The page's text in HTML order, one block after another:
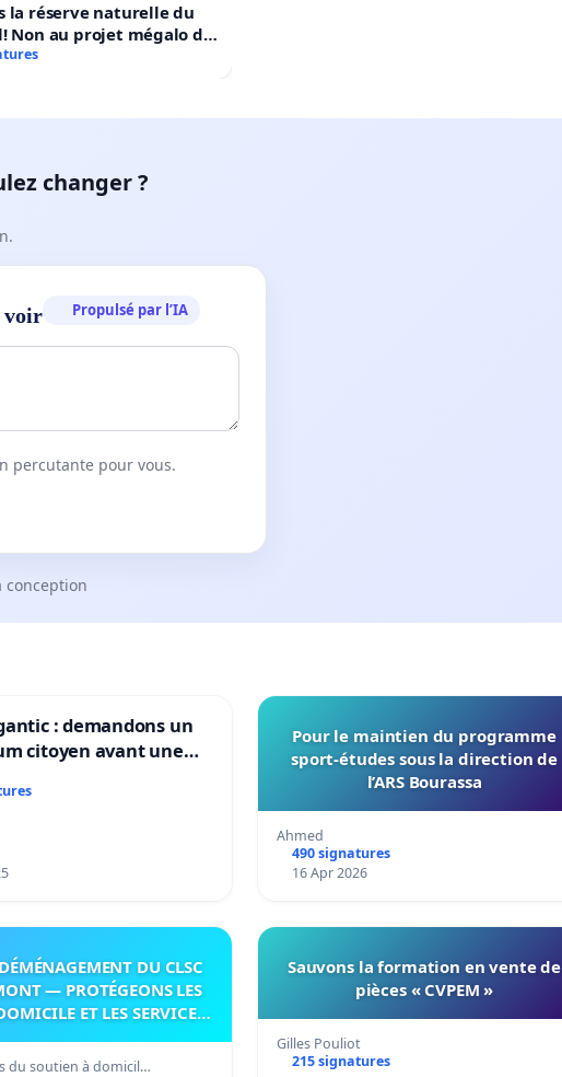
la réserve naturelle du
Non au projet mégalo du
Le Roseau!
changer ?
voir Propulsé par l’IA
percutante pour vous.
conception
: demandons un
citoyen avant une
irréversible de
»
Pour le maintien du programme
sport-études sous la direction de
l’ARS Bourassa
Ahmed
490 signatures
16 Apr 2026
DU CLSC
— PROTÉGEONS LES
ET LES SERVICES
du soutien à domicil…
Sauvons la formation en vente de
pièces « CVPEM »
Gilles Pouliot
215 signatures